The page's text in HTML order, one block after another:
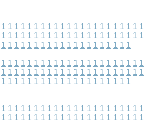
1 1 1 1 1 1 1 1 1 1 1 1 1 1 1 1 1 1 1 1 1 1
1 1 1 1 1 1 1 1 1 1 1 1 1 1 1 1 1 1 1 1 1 1
1 1 1 1 1 1 1 1 1 1 1 1 1 1 1 1 1 1 1 1
1 1 1 1 1 1 1 1 1 1 1 1 1 1 1 1 1 1 1 1 1 1
1 1 1 1 1 1 1 1 1 1 1 1 1 1 1 1 1 1 1 1 1 1
1 1 1 1 1 1 1 1 1 1 1 1 1 1 1 1 1 1 1 1
1 1 1 1 1 1 1 1 1 1 1 1 1 1 1 1 1 1 1 1 1 1
1 1 1 1 1 1 1 1 1 1 1 1 1 1 1 1 1 1 1 1 1 1